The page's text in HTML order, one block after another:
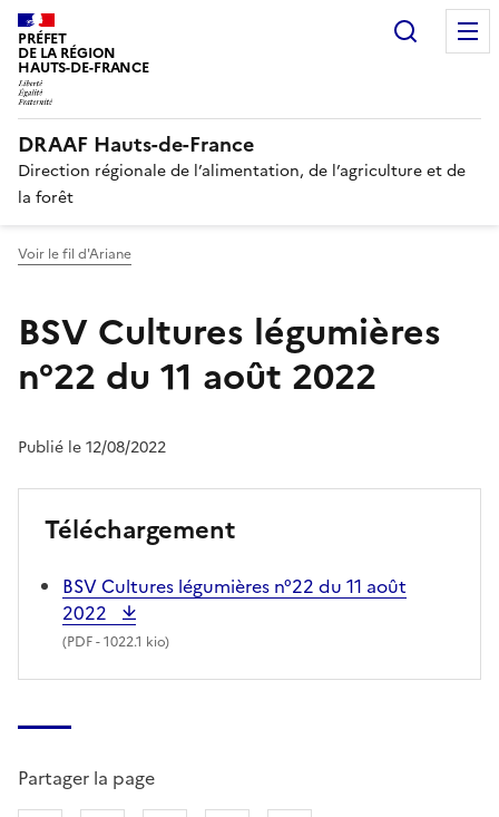
PRÉFET
DE LA RÉGION
HAUTS-DE-FRANCE
DRAAF Hauts-de-France
Direction régionale de l’alimentation, de l’agriculture et de
la forêt
Voir le fil d'Ariane
BSV Cultures légumières
n°22 du 11 août 2022
Publié le 12/08/2022
Téléchargement
BSV Cultures légumières n°22 du 11 août
2022
(PDF- 1022.1 kio)
Partager la page